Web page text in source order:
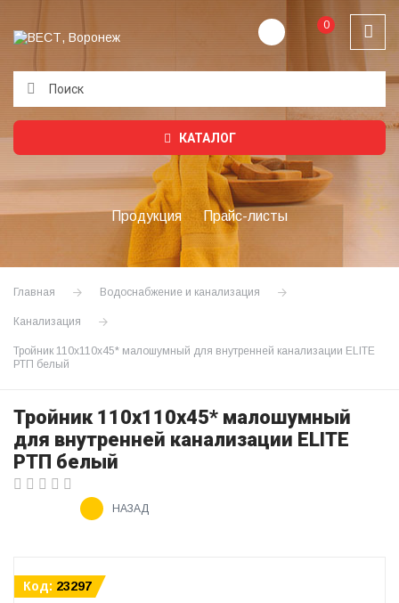
0
КАТАЛОГ
Продукция Прайс-листы
Главная Водоснабжение и канализация
Канализация
Тройник 110х110х45* малошумный для внутренней канализации ELITE
РТП белый
Тройник 110х110х45* малошумный
для внутренней канализации ELITE
РТП белый
НАЗАД
Код: 23297